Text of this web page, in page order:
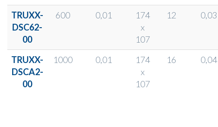
TRUXX-
DSC62-
00
600 0,01
174
x
107
12 0,03
TRUXX-
DSCA2-
00
1000 0,01
174
x
107
16 0,04